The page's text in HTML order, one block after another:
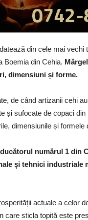
din cele mai
Boemia din Cehia.
dimensiuni și forme.
de când artizanii cehi
și sufocate de copaci
dimensiunile și formele
numărul 1 din
și tehnici industriale
actuale a celor
care sticla topită este